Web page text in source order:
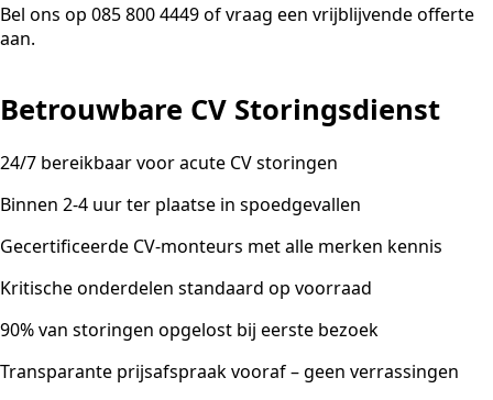
Bel ons op 085 800 4449 of vraag een vrijblijvende offerte
aan.
Betrouwbare CV Storingsdienst
24/7 bereikbaar voor acute CV storingen
Binnen 2-4 uur ter plaatse in spoedgevallen
Gecertificeerde CV-monteurs met alle merken kennis
Kritische onderdelen standaard op voorraad
90% van storingen opgelost bij eerste bezoek
Transparante prijsafspraak vooraf – geen verrassingen